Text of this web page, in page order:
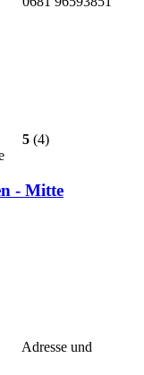
5 (4)
- Mitte
Adresse und